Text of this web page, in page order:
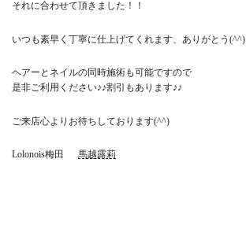
それに合わせて頂きました！！
いつも素早く丁寧に仕上げてくれます、ありがとう(^^)
ヘアーとネイルの同時施術も可能ですので
是非ご利用ください♪♪割引もあります♪♪
ご来店心よりお待ちしております(^^)
Lolonois梅田 馬越露莉